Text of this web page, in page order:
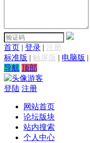
首页 | 登录 | 注册
标准版 | 触屏版 | 电脑版 |
导航 顶部
游客
登陆 注册
网站首页
论坛版块
站内搜索
个人中心